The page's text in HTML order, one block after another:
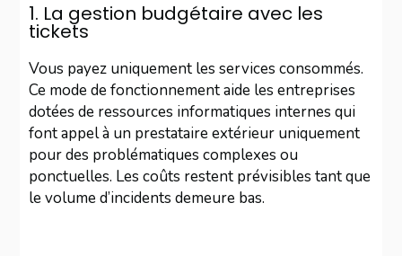
1. La gestion budgétaire avec les
tickets
Vous payez uniquement les services consommés.
Ce mode de fonctionnement aide les entreprises
dotées de ressources informatiques internes qui
font appel à un prestataire extérieur uniquement
pour des problématiques complexes ou
ponctuelles. Les coûts restent prévisibles tant que
le volume d’incidents demeure bas.